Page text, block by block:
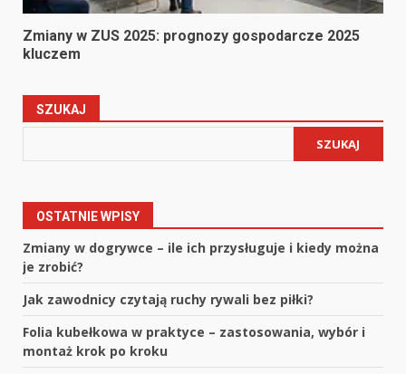
Zmiany w ZUS 2025: prognozy gospodarcze 2025
kluczem
SZUKAJ
SZUKAJ
OSTATNIE WPISY
Zmiany w dogrywce – ile ich przysługuje i kiedy można
je zrobić?
Jak zawodnicy czytają ruchy rywali bez piłki?
Folia kubełkowa w praktyce – zastosowania, wybór i
montaż krok po kroku